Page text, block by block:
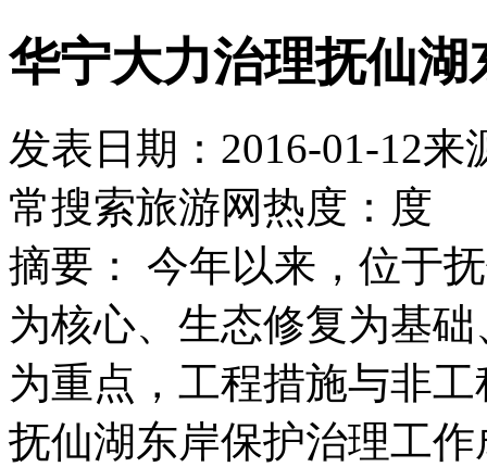
华宁大力治理抚仙湖
发表日期： 2016-01-12来
常搜索旅游网热度： 度
摘要：
今年以来，位于
为核心、生态修复为基
为重点，工程措施与非
抚仙湖东岸保护治理工作